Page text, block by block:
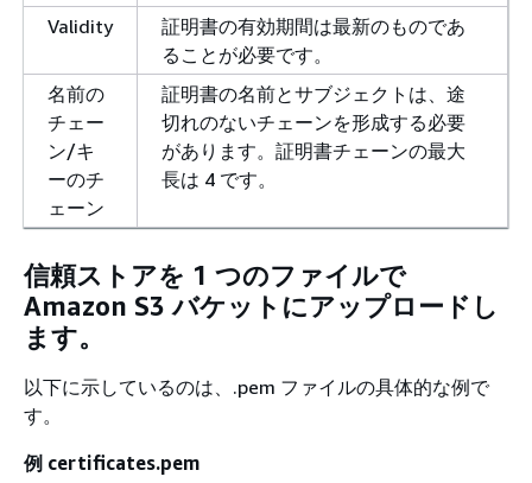
Validity
証明書の有効期間は最新のものであ
ることが必要です。
名前の
チェー
ン/キ
ーのチ
ェーン
証明書の名前とサブジェクトは、途
切れのないチェーンを形成する必要
があります。証明書チェーンの最大
長は 4 です。
信頼ストアを 1 つのファイルで
Amazon S3 バケットにアップロードし
ます。
以下に示しているのは、.pem ファイルの具体的な例で
す。
例 certificates.pem